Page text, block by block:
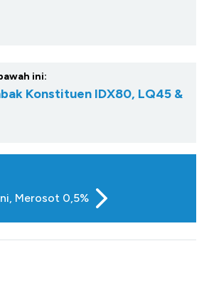
ini:
Konstituen IDX80, LQ45 &
Merosot 0,5%